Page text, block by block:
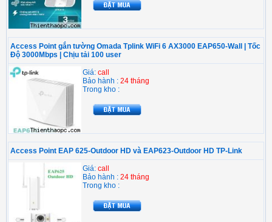
Access Point gắn tường Omada Tplink WiFi 6 AX3000 EAP650-Wall | Tốc
Độ 3000Mbps | Chịu tải 100 user
Giá: call
Bảo hành : 24 tháng
Trong kho :
Access Point EAP 625-Outdoor HD và EAP623-Outdoor HD TP-Link
Giá: call
Bảo hành : 24 tháng
Trong kho :